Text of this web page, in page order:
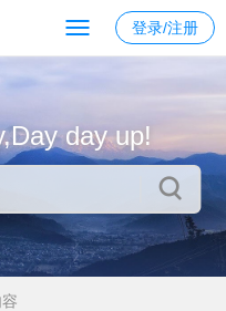
登录/注册
day up!